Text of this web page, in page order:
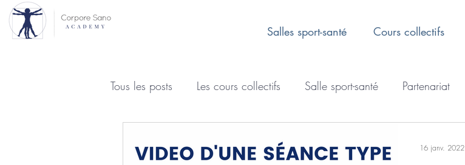
Salles sport-santé Cours collectifs
Tous les posts Les cours collectifs Salle sport-santé Partenariat
16 janv. 2022